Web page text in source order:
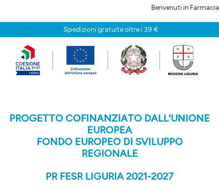
Benvenuti in Farmaciaonline.care! 💚
Spedizioni gratuite oltre i 39 €
PROGETTO COFINANZIATO DALL'UNIONE
EUROPEA
FONDO EUROPEO DI SVILUPPO
REGIONALE
PR FESR LIGURIA 2021-2027